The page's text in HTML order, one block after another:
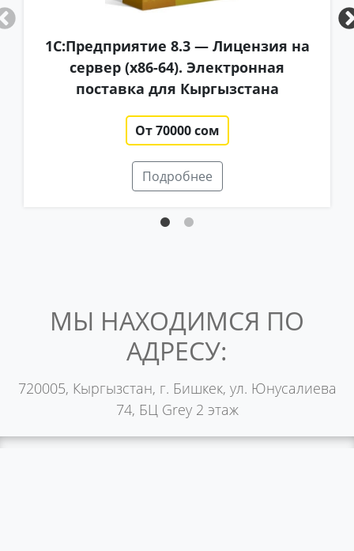
1С:Предприятие 8.3 — Лицензия на
сервер (x86-64). Электронная
поставка для Кыргызстана
От 70000 сом
Подробнее
МЫ НАХОДИМСЯ ПО
АДРЕСУ:
720005, Кыргызстан, г. Бишкек, ул. Юнусалиева
74, БЦ Grey 2 этаж